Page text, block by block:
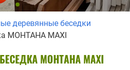
деревянные беседки
МОНТАНА MAXI
МОНТАНА MAXI